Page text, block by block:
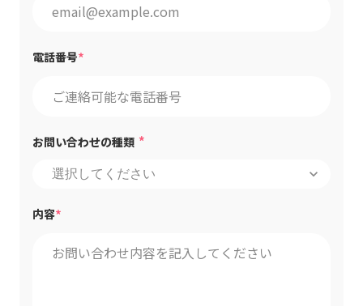
電話番号*
お問い合わせの種類 *
keyboard_arrow_down
内容*